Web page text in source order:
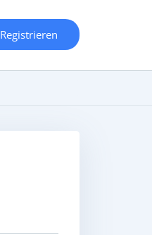
Registrieren